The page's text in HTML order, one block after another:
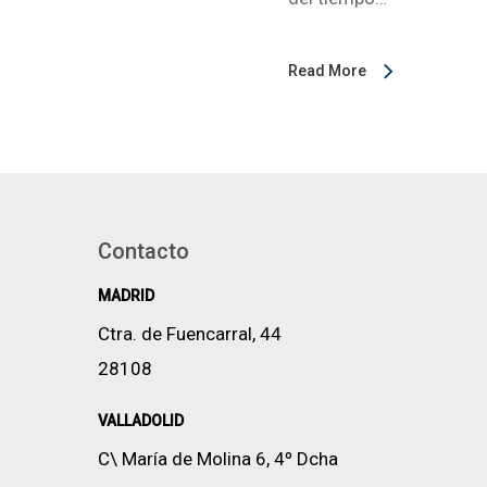
Read More
Contacto
MADRID
Ctra. de Fuencarral, 44
28108
VALLADOLID
C\ María de Molina 6, 4º Dcha